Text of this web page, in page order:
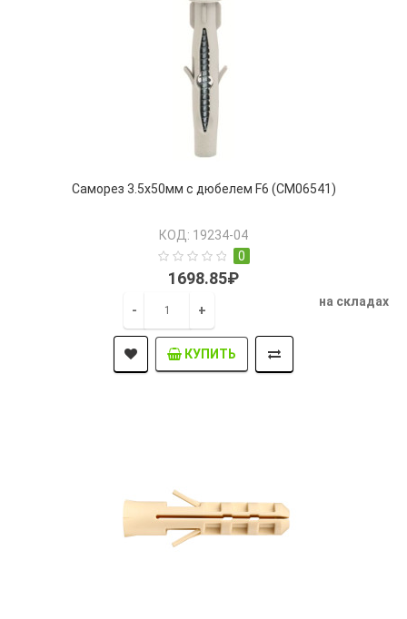
Саморез 3.5х50мм с дюбелем F6 (CM06541)
КОД: 19234-04
0
1698.85₽
- +
на складах
КУПИТЬ